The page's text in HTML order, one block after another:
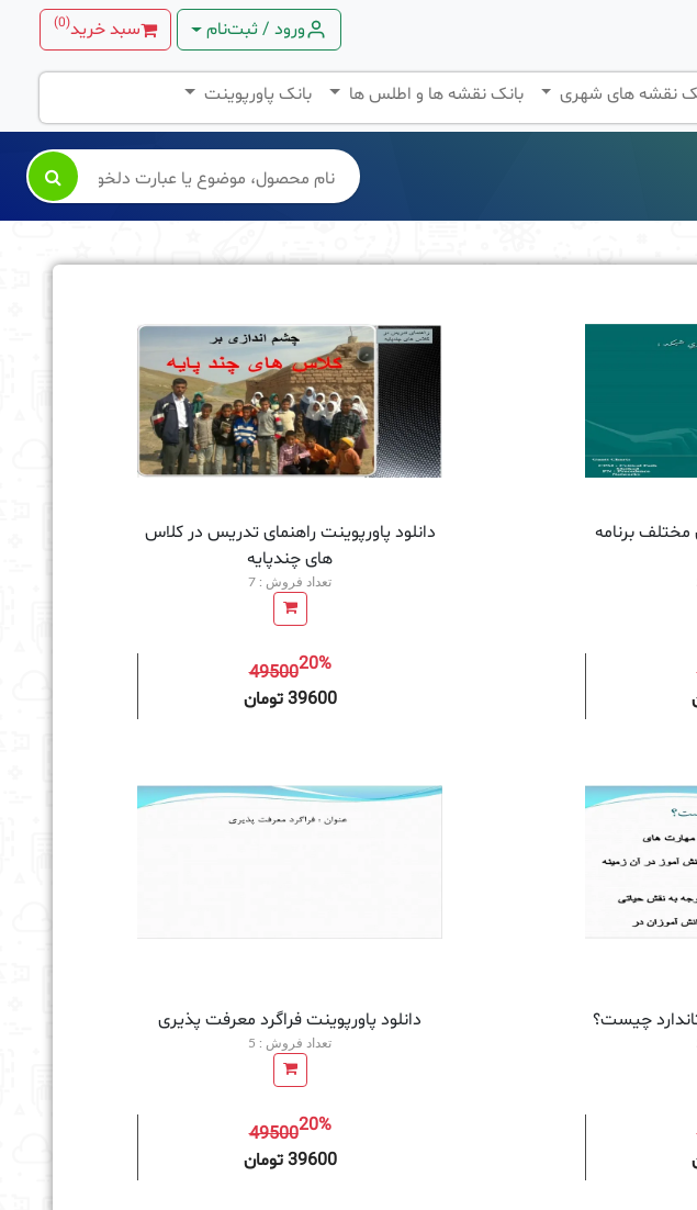
ورود / ثبت‌نام سبد خرید(
0
)
نقشه های شهری بانک نقشه ها و اطلس ها بانک پاورپوینت

مختلف برنامه
دانلود پاورپوینت راهنمای تدریس در کلاس
های چندپایه
تعداد فروش : 7
4950020%
39600 تومان
چیست؟ دانلود پاورپوینت فراگرد معرفت پذیری
تعداد فروش : 5
4950020%
39600 تومان